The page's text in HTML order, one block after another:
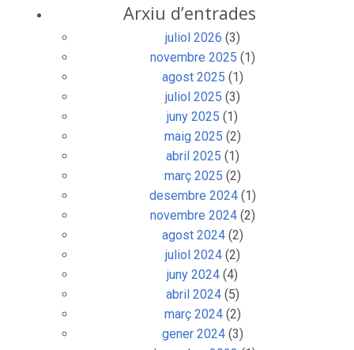
Arxiu d’entrades
juliol 2026 (3)
novembre 2025 (1)
agost 2025 (1)
juliol 2025 (3)
juny 2025 (1)
maig 2025 (2)
abril 2025 (1)
març 2025 (2)
desembre 2024(1)
novembre 2024(2)
agost 2024(2)
juliol 2024(2)
juny 2024 (4)
abril 2024(5)
març 2024(2)
gener 2024(3)